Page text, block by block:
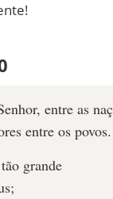
entre as
entre os povos.
grande